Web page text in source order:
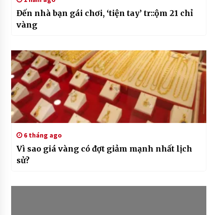
Đến nhà bạn gái chơi, ‘tiện tay’ tr::ộm 21 chỉ
vàng
6 tháng ago
Vì sao giá vàng có đợt giảm mạnh nhất lịch
sử?